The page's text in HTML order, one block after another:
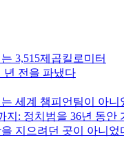
3,515제곱킬로미터
년 전을 파냈다
세계 챔피언팀이 아니
지: 정치범을 36년 동안
지으려던 곳이 아니었